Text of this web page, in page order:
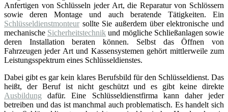
Anfertigen von Schlüsseln jeder Art, die Reparatur von Schlössern
sowie deren Montage und auch beratende Tätigkeiten. Ein
Schlüsseldienstmonteur sollte Sie außerdem über elektronische und
mechanische Sicherheitstechnik und mögliche Schließanlagen sowie
deren Installation beraten können. Selbst das Öffnen von
Fahrzeugen jeder Art und Kassensystemen gehört mittlerweile zum
Leistungsspektrum eines Schlüsseldienstes.
Dabei gibt es gar kein klares Berufsbild für den Schlüsseldienst. Das
heißt, der Beruf ist nicht geschützt und es gibt keine direkte
Ausbildung dafür. Eine Schlüsseldienstfirma kann daher jeder
betreiben und das ist manchmal auch problematisch. Es handelt sich